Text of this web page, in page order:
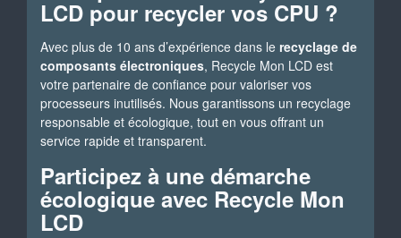
LCD pour recycler vos CPU ?
Avec plus de 10 ans d’expérience dans le recyclage de
composants électroniques, Recycle Mon LCD est
votre partenaire de confiance pour valoriser vos
processeurs inutilisés. Nous garantissons un recyclage
responsable et écologique, tout en vous offrant un
service rapide et transparent.
Participez à une démarche
écologique avec Recycle Mon
LCD